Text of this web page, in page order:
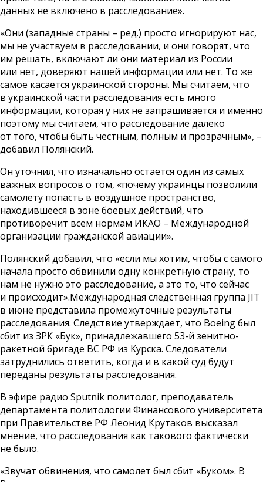
данных не включено в расследование».
«Они (западные страны – ред.) просто игнорируют нас,
мы не участвуем в расследовании, и они говорят, что
им решать, включают ли они материал из России
или нет, доверяют нашей информации или нет. То же
самое касается украинской стороны. Мы считаем, что
в украинской части расследования есть много
информации, которая у них не запрашивается и именно
поэтому мы считаем, что расследование далеко
от того, чтобы быть честным, полным и прозрачным», –
добавил Полянский.
Он уточнил, что изначально остается один из самых
важных вопросов о том, «почему украинцы позволили
самолету попасть в воздушное пространство,
находившееся в зоне боевых действий, что
противоречит всем нормам ИКАО – Международной
организации гражданской авиации».
Полянский добавил, что «если мы хотим, чтобы с самого
начала просто обвинили одну конкретную страну, то
нам не нужно это расследование, а это то, что сейчас
и происходит».Международная следственная группа JIT
в июне представила промежуточные результаты
расследования. Следствие утверждает, что Boeing был
сбит из ЗРК «Бук», принадлежавшего 53-й зенитно-
ракетной бригаде ВС РФ из Курска. Следователи
затруднились ответить, когда и в какой суд будут
переданы результаты расследования.
В эфире радио Sputnik политолог, преподаватель
департамента политологии Финансового университета
при Правительстве РФ Леонид Крутаков высказал
мнение, что расследования как такового фактически
не было.
«Звучат обвинения, что самолет был сбит «Буком». В